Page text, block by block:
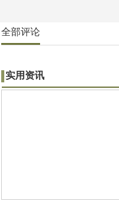
全部评论
实用资讯